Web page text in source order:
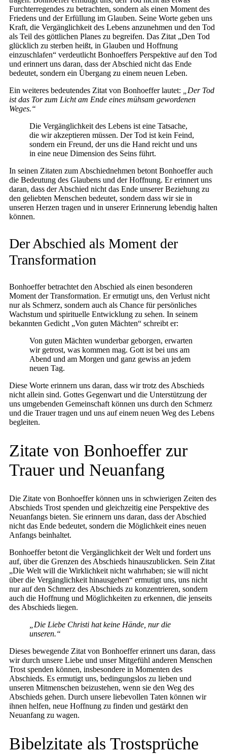
Furchterregendes zu betrachten, sondern als einen Moment des
Friedens und der Erfüllung im Glauben. Seine Worte geben uns
Kraft, die Vergänglichkeit des Lebens anzunehmen und den Tod
als Teil des göttlichen Planes zu begreifen. Das Zitat „Den Tod
glücklich zu sterben heißt, in Glauben und Hoffnung
einzuschlafen“ verdeutlicht Bonhoeffers Perspektive auf den Tod
und erinnert uns daran, dass der Abschied nicht das Ende
bedeutet, sondern ein Übergang zu einem neuen Leben.
Ein weiteres bedeutendes Zitat von Bonhoeffer lautet:
„Der Tod
ist das Tor zum Licht am Ende eines mühsam gewordenen
Weges.“
Die Vergänglichkeit des Lebens ist eine Tatsache,
die wir akzeptieren müssen. Der Tod ist kein Feind,
sondern ein Freund, der uns die Hand reicht und uns
in eine neue Dimension des Seins führt.
In seinen Zitaten zum Abschiednehmen betont Bonhoeffer auch
die Bedeutung des Glaubens und der Hoffnung. Er erinnert uns
daran, dass der Abschied nicht das Ende unserer Beziehung zu
den geliebten Menschen bedeutet, sondern dass wir sie in
unseren Herzen tragen und in unserer Erinnerung lebendig halten
können.
Der Abschied als Moment der
Transformation
Bonhoeffer betrachtet den Abschied als einen besonderen
Moment der Transformation. Er ermutigt uns, den Verlust nicht
nur als Schmerz, sondern auch als Chance für persönliches
Wachstum und spirituelle Entwicklung zu sehen. In seinem
bekannten Gedicht „Von guten Mächten“ schreibt er:
Von guten Mächten wunderbar geborgen, erwarten
wir getrost, was kommen mag. Gott ist bei uns am
Abend und am Morgen und ganz gewiss an jedem
neuen Tag.
Diese Worte erinnern uns daran, dass wir trotz des Abschieds
nicht allein sind. Gottes Gegenwart und die Unterstützung der
uns umgebenden Gemeinschaft können uns durch den Schmerz
und die Trauer tragen und uns auf einem neuen Weg des Lebens
begleiten.
Zitate von Bonhoeffer zur
Trauer und Neuanfang
Die Zitate von Bonhoeffer können uns in schwierigen Zeiten des
Abschieds Trost spenden und gleichzeitig eine Perspektive des
Neuanfangs bieten. Sie erinnern uns daran, dass der Abschied
nicht das Ende bedeutet, sondern die Möglichkeit eines neuen
Anfangs beinhaltet.
Bonhoeffer betont die Vergänglichkeit der Welt und fordert uns
auf, über die Grenzen des Abschieds hinauszublicken. Sein Zitat
„Die Welt will die Wirklichkeit nicht wahrhaben; sie will nicht
über die Vergänglichkeit hinausgehen“ ermutigt uns, uns nicht
nur auf den Schmerz des Abschieds zu konzentrieren, sondern
auch die Hoffnung und Möglichkeiten zu erkennen, die jenseits
des Abschieds liegen.
„Die Liebe Christi hat keine Hände, nur die
unseren.“
Dieses bewegende Zitat von Bonhoeffer erinnert uns daran, dass
wir durch unsere Liebe und unser Mitgefühl anderen Menschen
Trost spenden können, insbesondere in Momenten des
Abschieds. Es ermutigt uns, bedingungslos zu lieben und
unseren Mitmenschen beizustehen, wenn sie den Weg des
Abschieds gehen. Durch unsere liebevollen Taten können wir
ihnen helfen, neue Hoffnung zu finden und gestärkt den
Neuanfang zu wagen.
Bibelzitate als Trostsprüche